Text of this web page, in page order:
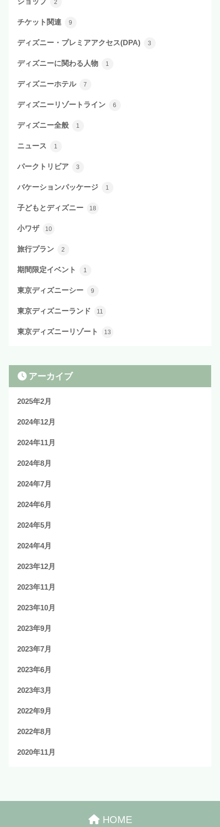
2
チケット関連 9
ディズニー・プレミアアクセス(DPA) 3
ディズニーに関わる人物 1
ディズニーホテル 7
ディズニーリゾートライン 6
ディズニー全般 1
ニュース 1
パークトリビア 3
バケーションパッケージ 1
子どもとディズニー 18
小ワザ 10
旅行プラン 2
期間限定イベント 1
東京ディズニーシー 9
東京ディズニーランド 11
東京ディズニーリゾート 13
アーカイブ
2025年2月
2024年12月
2024年11月
2024年8月
2024年7月
2024年6月
2024年5月
2024年4月
2023年12月
2023年11月
2023年10月
2023年9月
2023年7月
2023年6月
2023年3月
2022年9月
2022年8月
2020年11月
HOME